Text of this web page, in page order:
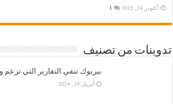
أكتوبر 24, 2019 1
تدوينات من تصنيف
بيربوك تنفي التقارير التي تزعم
أبريل 19, 2024